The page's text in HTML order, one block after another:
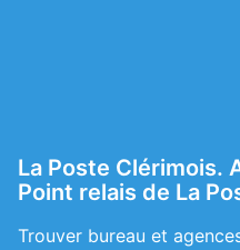
La Poste Clérimois.
Point relais de La
Trouver bureau et